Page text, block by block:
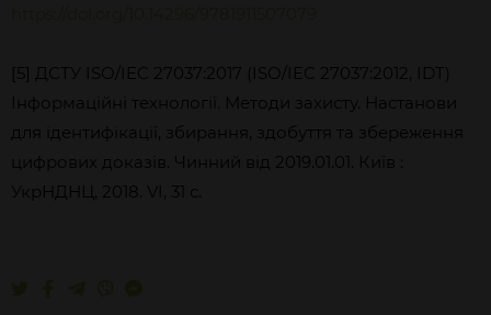
[5] ДСТУ ISO/IEC 27037:2017 (ISO/IEC 27037:2012, IDT)
Інформаційні технології. Методи захисту. Настанови
для ідентифікації, збирання, здобуття та збереження
цифрових доказів. Чинний від 2019.01.01. Київ :
УкрНДНЦ, 2018. VI, 31 с.